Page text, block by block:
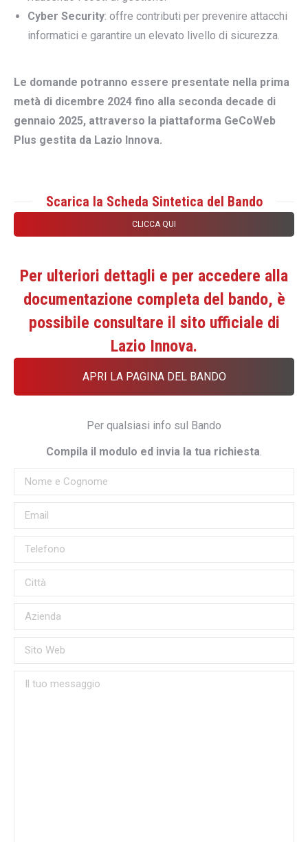
Cyber Security: offre contributi per prevenire attacchi
informatici e garantire un elevato livello di sicurezza.
Le domande potranno essere presentate nella prima
metà di dicembre 2024 fino alla seconda decade di
gennaio 2025, attraverso la piattaforma GeCoWeb
Plus gestita da Lazio Innova.
Scarica la Scheda Sintetica del Bando
CLICCA QUI
Per ulteriori dettagli e per accedere alla
documentazione completa del bando, è
possibile consultare il sito ufficiale di
Lazio Innova.
APRI LA PAGINA DEL BANDO
Per qualsiasi info sul Bando
Compila il modulo ed invia la tua richiesta.